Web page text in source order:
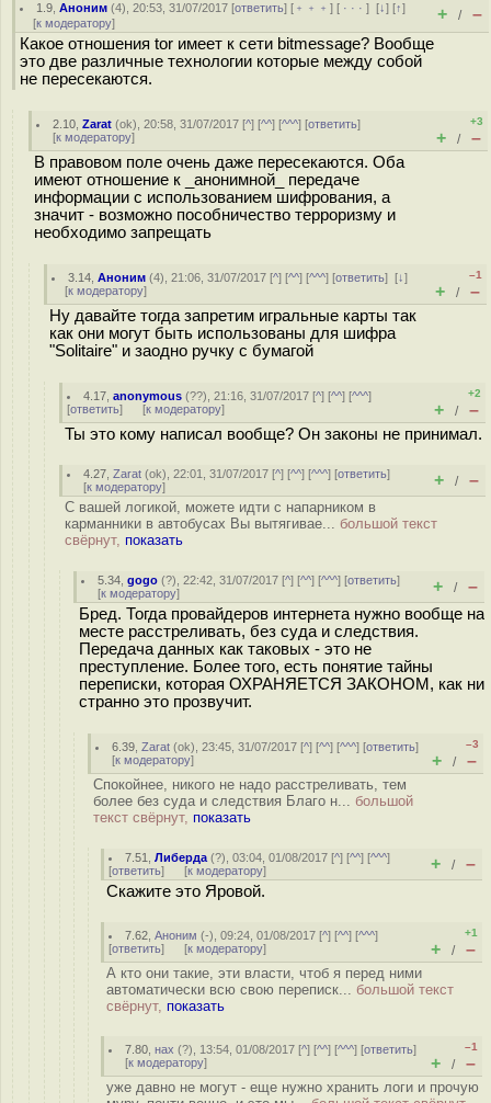
1.9 ,Аноним (4), 20:53, 31/07/2017 [ответить] [ ﹢﹢﹢] [ · · ·][↓] [↑]
[к модератору] + / –
Какое отношения tor имеет к сети bitmessage? Вообще
это две различные технологии которые между собой
не пересекаются.
2.10 ,Zarat (ok), 20:58, 31/07/2017 [^] [^^] [^^^] [ответить]
[к модератору]
+3
+ / –
В правовом поле очень даже пересекаются. Оба
имеют отношение к _анонимной_ передаче
информации с использованием шифрования, а
значит - возможно пособничество терроризму и
необходимо запрещать
3.14 ,Аноним (4), 21:06, 31/07/2017 [^] [^^] [^^^] [ответить][↓]
[к модератору]
–1
+ / –
Ну давайте тогда запретим игральные карты так
как они могут быть использованы для шифра
"Solitaire" и заодно ручку с бумагой
4.17 ,anonymous (??), 21:16, 31/07/2017 [^] [^^] [^^^]
[ответить] [к модератору]
+2
+ / –
Ты это кому написал вообще? Он законы не принимал.
4.27 ,Zarat (ok), 22:01, 31/07/2017 [^] [^^] [^^^] [ответить]
[к модератору] + / –
С вашей логикой, можете идти с напарником в
карманники в автобусах Вы вытягивае... большой текст
свёрнут, показать
5.34 ,gogo (?), 22:42, 31/07/2017 [^] [^^] [^^^] [ответить]
[к модератору] + / –
Бред. Тогда провайдеров интернета нужно вообще на
месте расстреливать, без суда и следствия.
Передача данных как таковых - это не
преступление. Более того, есть понятие тайны
переписки, которая ОХРАНЯЕТСЯ ЗАКОНОМ, как ни
странно это прозвучит.
6.39 ,Zarat (ok), 23:45, 31/07/2017 [^] [^^] [^^^] [ответить]
[к модератору]
–3
+ / –
Спокойнее, никого не надо расстреливать, тем
более без суда и следствия Благо н... большой
текст свёрнут, показать
7.51 ,Либерда (?), 03:04, 01/08/2017 [^] [^^] [^^^]
[ответить] [к модератору] + / –
Скажите это Яровой.
7.62 ,Аноним (-), 09:24, 01/08/2017 [^] [^^] [^^^]
[ответить] [к модератору]
+1
+ / –
А кто они такие, эти власти, чтоб я перед ними
автоматически всю свою переписк... большой текст
свёрнут, показать
7.80 ,нах (?), 13:54, 01/08/2017 [^] [^^] [^^^] [ответить]
[к модератору]
–1
+ / –
уже давно не могут - еще нужно хранить логи и прочую